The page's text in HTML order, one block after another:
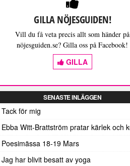
GILLA NÖJESGUIDEN!
Vill du få veta precis allt som händer på
nöjesguiden.se? Gilla oss på Facebook!
GILLA
SENASTE INLÄGGEN
Tack för mig
Poesimässa 18-19 Mars
Jag har blivit besatt av yoga